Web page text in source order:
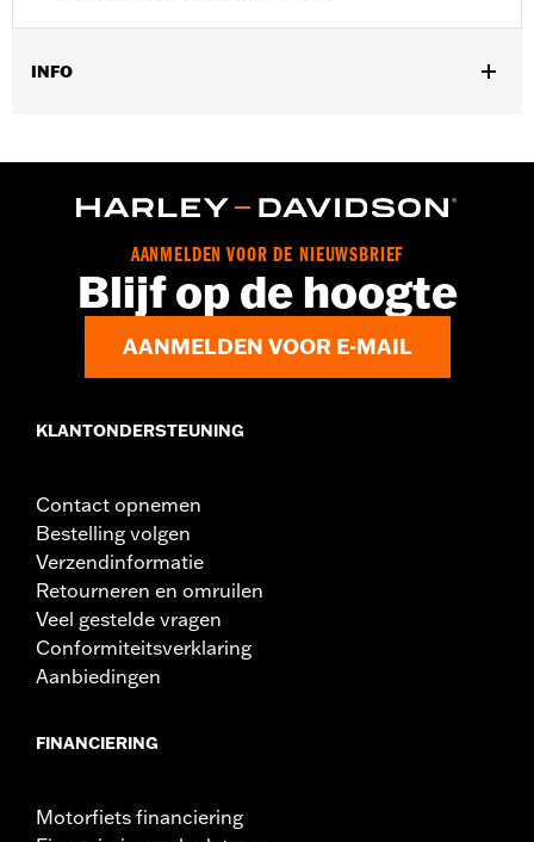
INFO
GARANTIE:Wolverine Worldwide fabrieksgarantie – Ga naar
Herkomst:Geïmporteerd
Dimension Description:SCHACHTHOOGTE: 13,34 CM /
HAKHOOGTE: 1”
AANMELDEN VOOR DE NIEUWSBRIEF
Blijf op de hoogte
AANMELDEN VOOR E-MAIL
KLANTONDERSTEUNING
Contact opnemen
Bestelling volgen
Verzendinformatie
Retourneren en omruilen
Veel gestelde vragen
Conformiteitsverklaring
Aanbiedingen
FINANCIERING
Motorfiets financiering